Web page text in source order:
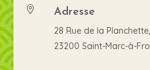
 Adresse
28 Rue de la Planchette,
23200 Saint-Marc-à-